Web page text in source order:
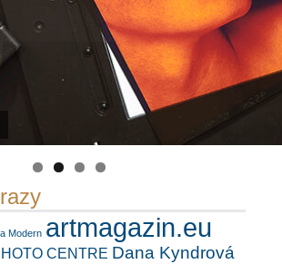
PetrSalek/collections
Modern artmagazin.eu
CENTRE Dana Kyndrová